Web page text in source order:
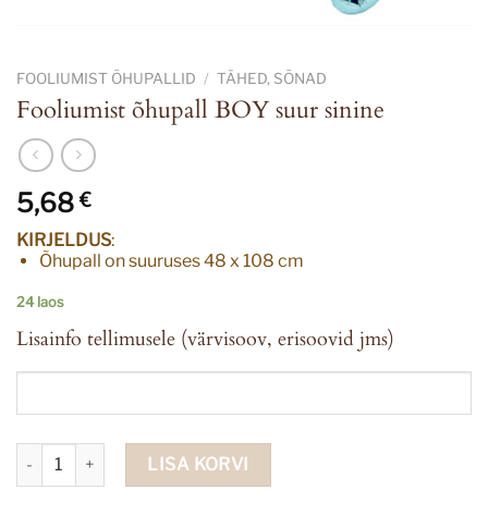
FOOLIUMIST ÕHUPALLID / TÄHED, SÕNAD
Fooliumist õhupall BOY suur sinine
5,68€
KIRJELDUS:
Õhupall on suuruses 48 x 108 cm
24 laos
Lisainfo tellimusele (värvisoov, erisoovid jms)
Fooliumist õhupall BOY suur sinine kogus
LISA KORVI